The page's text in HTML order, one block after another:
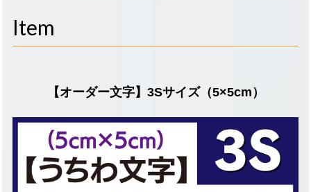
Item
【オーダー文字】3Sサイズ（5×5cm）